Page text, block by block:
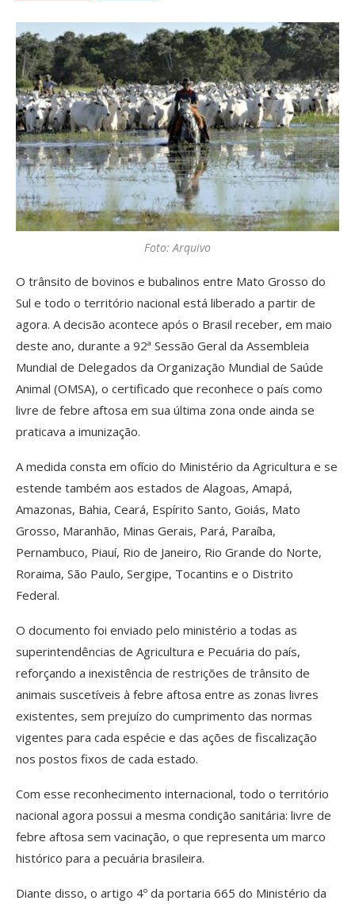
Foto: Arquivo
O trânsito de bovinos e bubalinos entre Mato Grosso do
Sul e todo o território nacional está liberado a partir de
agora. A decisão acontece após o Brasil receber, em maio
deste ano, durante a 92ª Sessão Geral da Assembleia
Mundial de Delegados da Organização Mundial de Saúde
Animal (OMSA), o certificado que reconhece o país como
livre de febre aftosa em sua última zona onde ainda se
praticava a imunização.
A medida consta em ofício do Ministério da Agricultura e se
estende também aos estados de Alagoas, Amapá,
Amazonas, Bahia, Ceará, Espírito Santo, Goiás, Mato
Grosso, Maranhão, Minas Gerais, Pará, Paraíba,
Pernambuco, Piauí, Rio de Janeiro, Rio Grande do Norte,
Roraima, São Paulo, Sergipe, Tocantins e o Distrito
Federal.
O documento foi enviado pelo ministério a todas as
superintendências de Agricultura e Pecuária do país,
reforçando a inexistência de restrições de trânsito de
animais suscetíveis à febre aftosa entre as zonas livres
existentes, sem prejuízo do cumprimento das normas
vigentes para cada espécie e das ações de fiscalização
nos postos fixos de cada estado.
Com esse reconhecimento internacional, todo o território
nacional agora possui a mesma condição sanitária: livre de
febre aftosa sem vacinação, o que representa um marco
histórico para a pecuária brasileira.
Diante disso, o artigo 4º da portaria 665 do Ministério da